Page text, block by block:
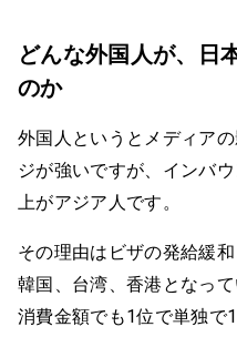
どんな外国人が、日
のか
外国人というとメディア
ジが強いですが、インバ
上がアジア人です。
その理由はビザの発給緩
韓国、台湾、香港となっ
消費金額でも1位で単独で